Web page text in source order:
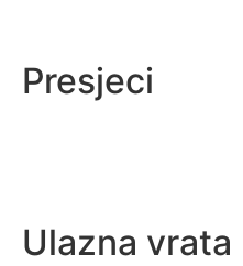
Presjeci
Ulazna vrata